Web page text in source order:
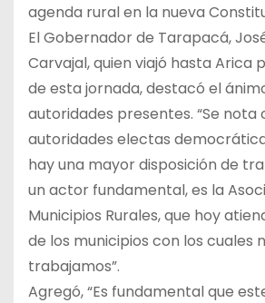
agenda rural en la nueva
El Gobernador de Tarapacá,
Carvajal, quien viajó hasta Arica
de esta jornada, destacó el
autoridades presentes. “Se nota
autoridades electas
hay una mayor disposición de
un actor fundamental, es la
Municipios Rurales, que hoy
de los municipios con los cuales
trabajamos”.
Agregó, “Es fundamental que